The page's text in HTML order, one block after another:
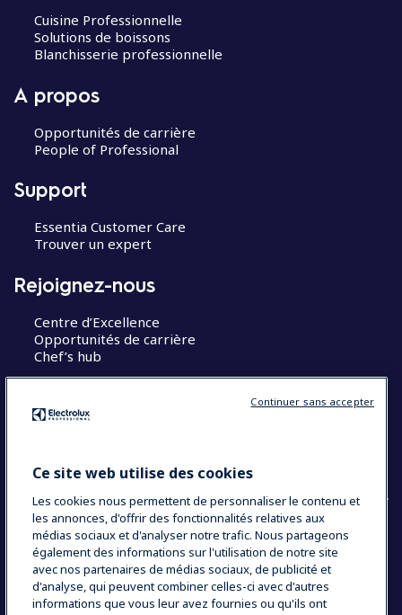
Cuisine Professionnelle
Solutions de boissons
Blanchisserie professionnelle
A propos
Opportunités de carrière
People of Professional
Support
Essentia Customer Care
Trouver un expert
Rejoignez-nous
Centre d’Excellence
Opportunités de carrière
Chef’s hub
COUNTRY AND LANGUAGE
VOTRE SÉLECTION : FRANCE
Ce site web utilise des cookies
Les cookies nous permettent de personnaliser le contenu et
les annonces, d'offrir des fonctionnalités relatives aux
médias sociaux et d'analyser notre trafic. Nous partageons
également des informations sur l'utilisation de notre site
avec nos partenaires de médias sociaux, de publicité et
d'analyse, qui peuvent combiner celles-ci avec d'autres
informations que vous leur avez fournies ou qu'ils ont
Continuer sans accepter